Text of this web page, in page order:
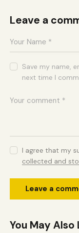
Leave a
Save my name,
next time I
I agree that my
collected and
You May Also